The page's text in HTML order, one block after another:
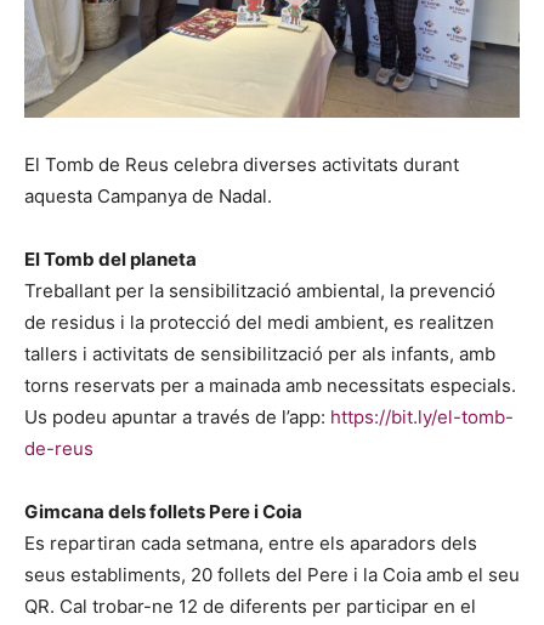
El Tomb de Reus celebra diverses activitats durant
aquesta Campanya de Nadal.
El Tomb del planeta
Treballant per la sensibilització ambiental, la prevenció
de residus i la protecció del medi ambient, es realitzen
tallers i activitats de sensibilització per als infants, amb
torns reservats per a mainada amb necessitats especials.
Us podeu apuntar a través de l’app: https://bit.ly/el-tomb-
de-reus
Gimcana dels follets Pere i Coia
Es repartiran cada setmana, entre els aparadors dels
seus establiments, 20 follets del Pere i la Coia amb el seu
QR. Cal trobar-ne 12 de diferents per participar en el